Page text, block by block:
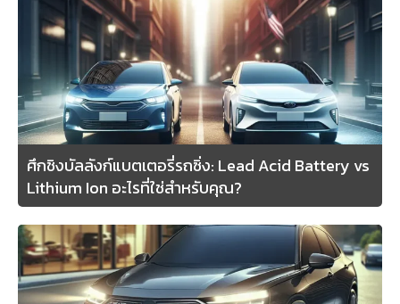
ศึกชิงบัลลังก์แบตเตอรี่รถซิ่ง: Lead Acid Battery vs
Lithium Ion อะไรที่ใช่สำหรับคุณ?